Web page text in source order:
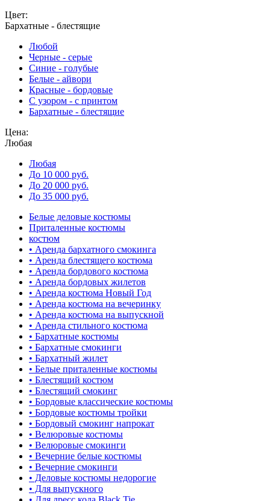
Цвет:
Бархатные - блестящие
Любой
Черные - серые
Синие - голубые
Белые - айвори
Красные - бордовые
С узором - с принтом
Бархатные - блестящие
Цена:
Любая
Любая
До 10 000 руб.
До 20 000 руб.
До 35 000 руб.
Белые деловые костюмы
Приталенные костюмы
костюм
• Аренда бархатного смокинга
• Аренда блестящего костюма
• Аренда бордового костюма
• Аренда бордовых жилетов
• Аренда костюма Новый Год
• Аренда костюма на вечеринку
• Аренда костюма на выпускной
• Аренда стильного костюма
• Бархатные костюмы
• Бархатные смокинги
• Бархатный жилет
• Белые приталенные костюмы
• Блестящий костюм
• Блестящий смокинг
• Бордовые классические костюмы
• Бордовые костюмы тройки
• Бордовый смокинг напрокат
• Велюровые костюмы
• Велюровые смокинги
• Вечерние белые костюмы
• Вечерние смокинги
• Деловые костюмы недорогие
• Для выпускного